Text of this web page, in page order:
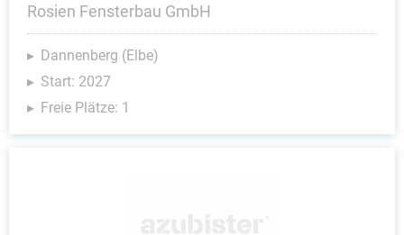
Rosien Fensterbau GmbH
Dannenberg (Elbe)
Start: 2027
Freie Plätze: 1